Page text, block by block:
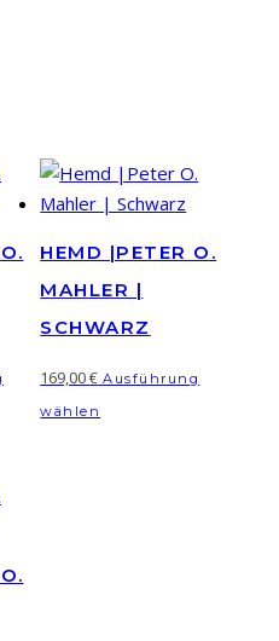
HEMD |PETER O.
MAHLER |
SCHWARZ
169,00€ Ausführung
wählen